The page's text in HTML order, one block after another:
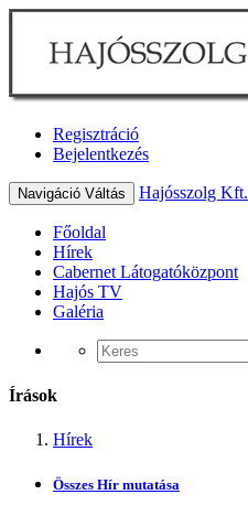
Regisztráció
Bejelentkezés
Navigáció Váltás Hajósszolg Kft.
Főoldal
Hírek
Cabernet Látogatóközpont
Hajós TV
Galéria
Írások
Hírek
Összes Hír mutatása